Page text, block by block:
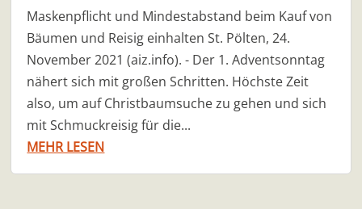
Maskenpflicht und Mindestabstand beim Kauf von
Bäumen und Reisig einhalten St. Pölten, 24.
November 2021 (aiz.info). - Der 1. Adventsonntag
nähert sich mit großen Schritten. Höchste Zeit
also, um auf Christbaumsuche zu gehen und sich
mit Schmuckreisig für die...
MEHR LESEN